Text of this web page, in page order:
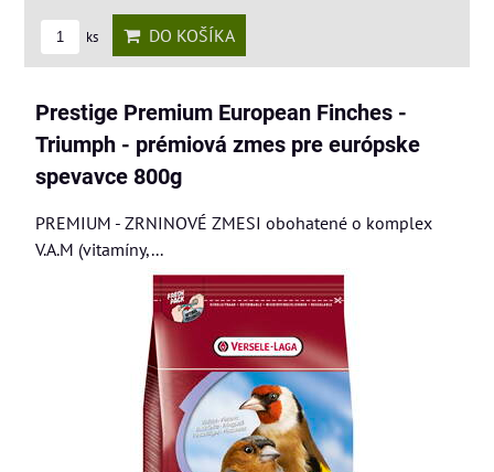
ks DO KOŠÍKA
Prestige Premium European Finches -
Triumph - prémiová zmes pre európske
spevavce 800g
PREMIUM - ZRNINOVÉ ZMESI obohatené o komplex
V.A.M (vitamíny,...